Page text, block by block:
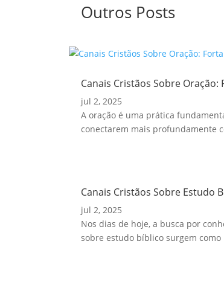
Outros Posts
Canais Cristãos Sobre
jul 2, 2025
A oração é uma prática
conectarem mais profundamente
Canais Cristãos Sobre Estudo
jul 2, 2025
Nos dias de hoje, a busca por
sobre estudo bíblico surgem